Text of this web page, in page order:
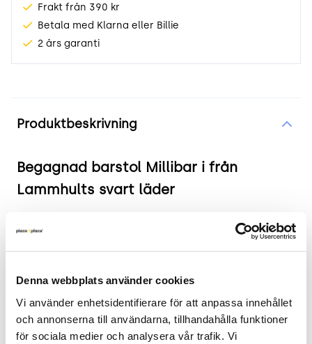
Denna webbplats använder cookies
Vi använder enhetsidentifierare för att anpassa innehållet
och annonserna till användarna, tillhandahålla funktioner
för sociala medier och analysera vår trafik. Vi
Frakt från 390 kr
Betala med Klarna eller Billie
2 års garanti
Produktbeskrivning
Begagnad barstol Millibar i från
Lammhults svart läder
Produkten i korthet:
stålfot och fotstöd
Skick: 4/5